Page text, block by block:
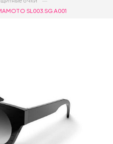
SL003.SG.A001